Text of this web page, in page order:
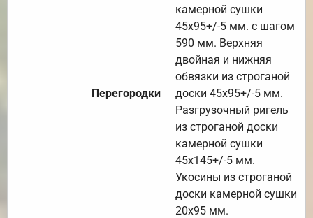
Перегородки
камерной сушки
45х95+/-5 мм. с шагом
590 мм. Верхняя
двойная и нижняя
обвязки из строганой
доски 45х95+/-5 мм.
Разгрузочный ригель
из строганой доски
камерной сушки
45х145+/-5 мм.
Укосины из строганой
доски камерной сушки
20х95 мм.